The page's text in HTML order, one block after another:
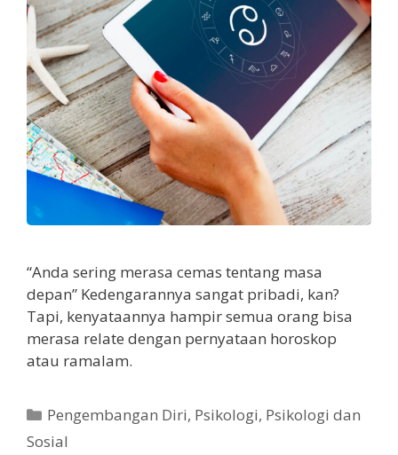
“Anda sering merasa cemas tentang masa
depan” Kedengarannya sangat pribadi, kan?
Tapi, kenyataannya hampir semua orang bisa
merasa relate dengan pernyataan horoskop
atau ramalam.
Kategori
Pengembangan Diri, Psikologi, Psikologi dan
Sosial